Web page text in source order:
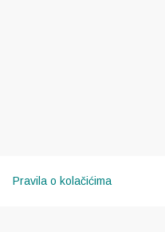
Pravila o kolačićima